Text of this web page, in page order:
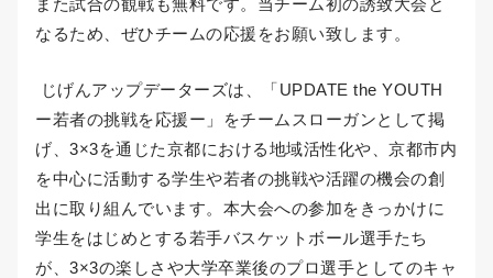
また試合の観戦も無料です。当チーム初の誘致大会と
なるため、ぜひチームの応援をお願い致します。
じげんアップデーターズは、「UPDATE the YOUTH
ー若者の挑戦を応援ー」をチームスローガンとして掲
げ、3×3を通じた京都における地域活性化や、京都市内
を中心に活動する学生や若者の挑戦や活躍の機会の創
出に取り組んでいます。本大会への参加をきっかけに
学生をはじめとする若手バスケットボール選手たち
が、3×3の楽しさや大学卒業後のプロ選手としてのキャ